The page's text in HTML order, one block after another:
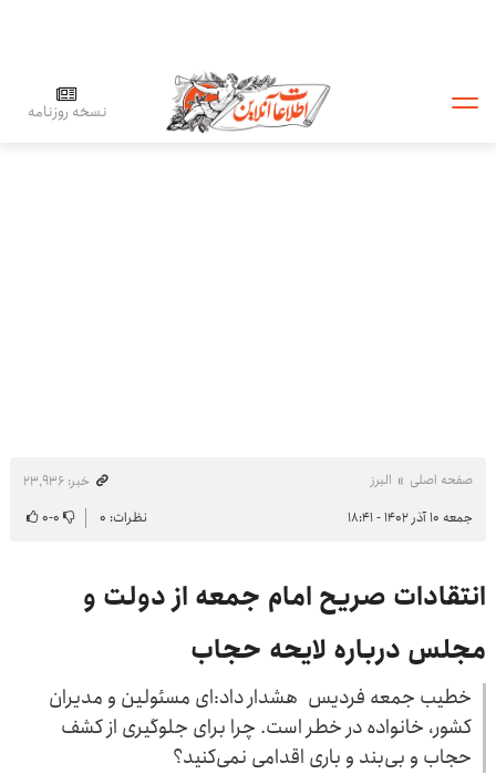
نسخه روزنامه
صفحه اصلی البرز
خبر: ۲۳٬۹۳۶
جمعه ۱۰ آذر ۱۴۰۲ - ۱۸:۴۱
نظرات: ۰ ۰-۰
انتقادات صریح امام جمعه از دولت و
مجلس درباره لایحه حجاب
خطیب جمعه فردیس هشدار داد:‌ای مسئولین و مدیران
کشور، خانواده در خطر است. چرا برای جلوگیری از کشف
حجاب و بی‌بند و باری اقدامی نمی‌کنید؟